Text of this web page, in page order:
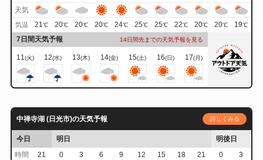
天気
気温 21℃ 20℃ 20℃ 20℃ 24℃ 25℃ 25℃ 22℃ 20℃ 20℃ 19℃
7日間天気予報 14日間先までの天気予報を見る
11(火) 12(水) 13(木) 14(金) 15(土) 16(日) 17(月)
中禅寺湖 (日光市)の天気予報 詳しくみる
今日 明日
明後日
時間
21 0 3 6 9 12 15 18 21 0
3